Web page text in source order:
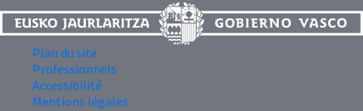
Plan du site
Professionnels
Accessibilité
Mentions légales